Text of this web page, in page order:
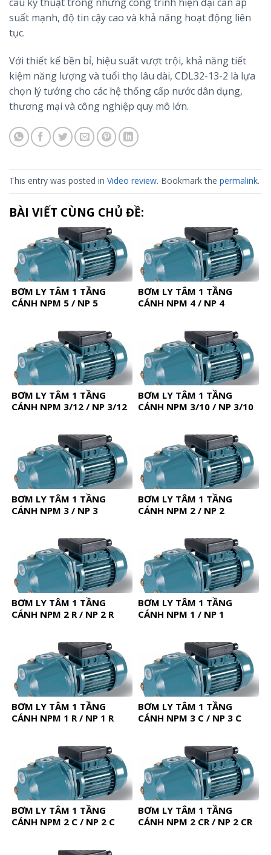
suất mạnh, độ tin cậy cao và khả năng hoạt động liên
tục.
Với thiết kế bền bỉ, hiệu suất vượt trội, khả năng tiết
kiệm năng lượng và tuổi thọ lâu dài, CDL32-13-2 là lựa
chọn lý tưởng cho các hệ thống cấp nước dân dụng,
thương mại và công nghiệp quy mô lớn.
This entry was posted in Video review. Bookmark the permalink.
BÀI VIẾT CÙNG CHỦ ĐỀ:
BƠM LY TÂM 1 TẦNG
CÁNH NPM 5 / NP 5
BƠM LY TÂM 1 TẦNG
CÁNH NPM 4 / NP 4
BƠM LY TÂM 1 TẦNG
CÁNH NPM 3/12 / NP 3/12
BƠM LY TÂM 1 TẦNG
CÁNH NPM 3/10 / NP 3/10
BƠM LY TÂM 1 TẦNG
CÁNH NPM 3 / NP 3
BƠM LY TÂM 1 TẦNG
CÁNH NPM 2 / NP 2
BƠM LY TÂM 1 TẦNG
CÁNH NPM 2 R / NP 2 R
BƠM LY TÂM 1 TẦNG
CÁNH NPM 1 / NP 1
BƠM LY TÂM 1 TẦNG
CÁNH NPM 1 R / NP 1 R
BƠM LY TÂM 1 TẦNG
CÁNH NPM 3 C / NP 3 C
BƠM LY TÂM 1 TẦNG
CÁNH NPM 2 C / NP 2 C
BƠM LY TÂM 1 TẦNG
CÁNH NPM 2 CR / NP 2 CR